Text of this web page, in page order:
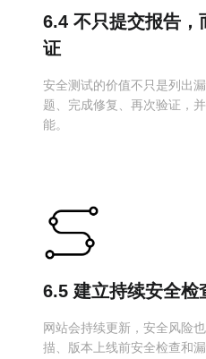
6.4 不只提交报告，
证
安全测试的价值不只是列出
题、完成修复、再次验证，
能。
6.5 建立持续安全检
网站会持续更新，安全风险
描、版本上线前安全检查和